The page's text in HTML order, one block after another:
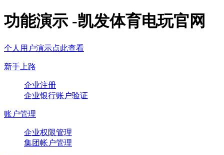
功能演示 -凯发体育电玩官网
个人用户演示点此查看
新手上路
企业注册
企业银行账户验证
账户管理
企业权限管理
集团帐户管理